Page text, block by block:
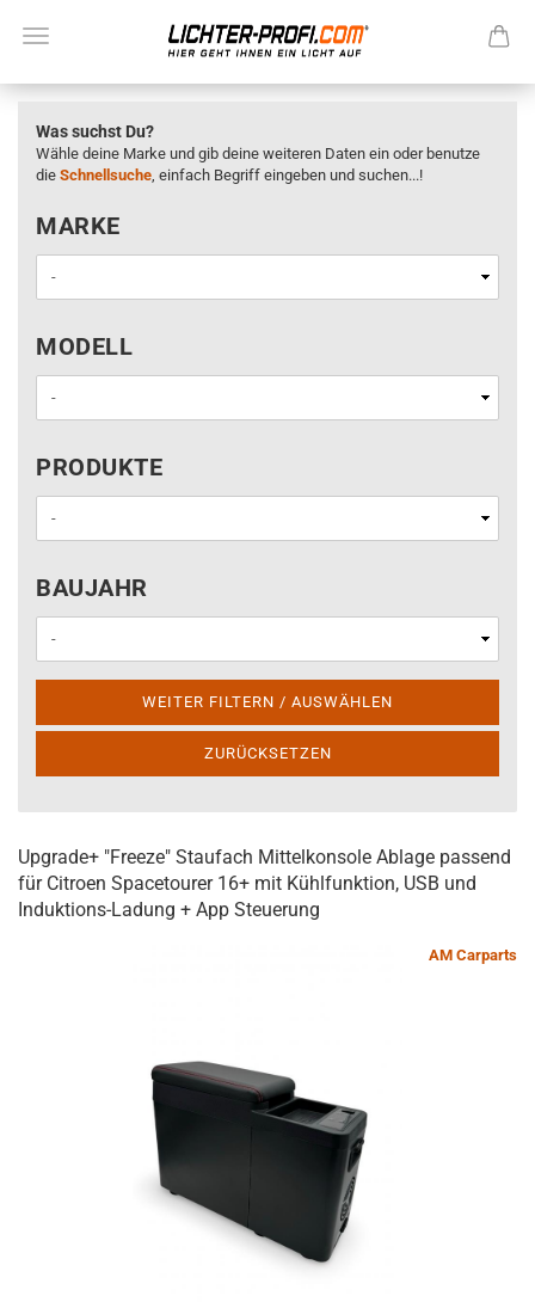
Was suchst Du?
Wähle deine Marke und gib deine weiteren Daten ein oder benutze
die Schnellsuche, einfach Begriff eingeben und suchen...!
MARKE
MARKE
MODELL
MODELL
PRODUKTE
PRODUKTE
BAUJAHR
BAUJAHR
WEITER FILTERN / AUSWÄHLEN
ZURÜCKSETZEN
Upgrade+ "Freeze" Staufach Mittelkonsole Ablage passend
für Citroen Spacetourer 16+ mit Kühlfunktion, USB und
Induktions-Ladung + App Steuerung
AM Carparts